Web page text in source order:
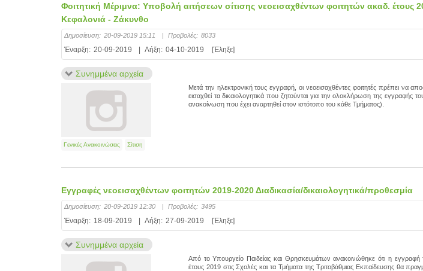
Φοιτητική Μέριμνα: Υποβολή αιτήσεων σίτισης νεοεισαχθέντων φοιτητών ακαδ. έτους
Κεφαλονιά - Ζάκυνθο
Δημοσίευση: 20-09-2019 15:11 | Προβολές: 8033
Έναρξη: 20-09-2019 Λήξη: 04-10-2019 [Έληξε]
Συνημμένα αρχεία
Μετά την ηλεκτρονική τους εγγραφή, οι νεοεισαχθέντες φοιτητές πρέπει να
εισαχθεί τα δικαιολογητικά που ζητούνται για την ολοκλήρωση της εγγραφής
ανακοίνωση που έχει αναρτηθεί στον ιστότοπο του κάθε Τμήματος).
Γενικές Ανακοινώσεις Σίτιση
Εγγραφές νεοεισαχθέντων φοιτητών 2019-2020 Διαδικασία/δικαιολογητικά/προθεσμία
Δημοσίευση: 20-09-2019 12:30 | Προβολές: 3495
Έναρξη: 18-09-2019 Λήξη: 27-09-2019 [Έληξε]
Συνημμένα αρχεία
Από το Υπουργείο Παιδείας και Θρησκευμάτων ανακοινώθηκε ότι η
έτους 2019 στις Σχολές και τα Τμήματα της Τριτοβάθμιας Εκπαίδευσης θα